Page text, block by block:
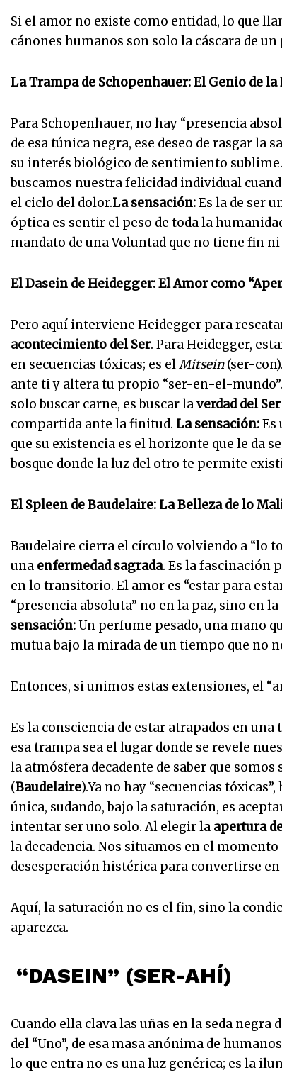
Si el amor no existe como entidad, lo que
cánones humanos son solo la cáscara de
La Trampa de Schopenhauer: El Genio de la
Para Schopenhauer, no hay “presencia
de esa túnica negra, ese deseo de rasgar la
su interés biológico de sentimiento
buscamos nuestra felicidad individual
el ciclo del dolor.La sensación:Es la de ser
óptica es sentir el peso de toda la
mandato de una Voluntad que no tiene fin
El Dasein de Heidegger: El Amor como
Pero aquí interviene Heidegger para
acontecimiento del Ser. Para Heidegger,
en secuencias tóxicas; es elMitsein(ser-
ante ti y altera tu propio “ser-en-el-
solo buscar carne, es buscar laverdad del Ser
compartida ante la finitud. La sensación:Es
que su existencia es el horizonte que le da
bosque donde la luz del otro te permite
El Spleen de Baudelaire: La Belleza de lo
Baudelaire cierra el círculo volviendo a “lo
una enfermedad sagrada. Es la fascinación
en lo transitorio. El amor es “estar para
“presencia absoluta” no en la paz, sino en
sensación:Un perfume pesado, una mano
mutua bajo la mirada de un tiempo que no
Entonces, si unimos estas extensiones, el
Es la consciencia de estar atrapados en
esa trampa sea el lugar donde se revele
la atmósfera decadente de saber que
(Baudelaire).Ya no hay “secuencias tóxicas”,
única, sudando, bajo la saturación, es
intentar ser uno solo. Al elegir la apertura
la decadencia. Nos situamos en el
desesperación histérica para convertirse
Aquí, la saturación no es el fin, sino la
aparezca.
“DASEIN” (SER-AHÍ)
Cuando ella clava las uñas en la seda negra
del “Uno”, de esa masa anónima de
lo que entra no es una luz genérica; es la